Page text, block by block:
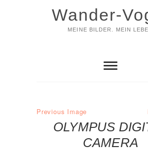
Wander-
MEINE BILDER. MEIN
Previous Image
OLYMPUS
CAMERA